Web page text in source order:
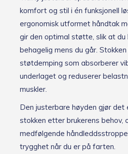
komfort og stil i én funksjonell
ergonomisk utformet håndtak
gir den optimal støtte, slik at du
behagelig mens du går.
støtdemping som absorberer
underlaget og reduserer
muskler.
Den justerbare høyden gjør det
stokken etter brukerens behov,
medfølgende
trygghet når du er på farten.